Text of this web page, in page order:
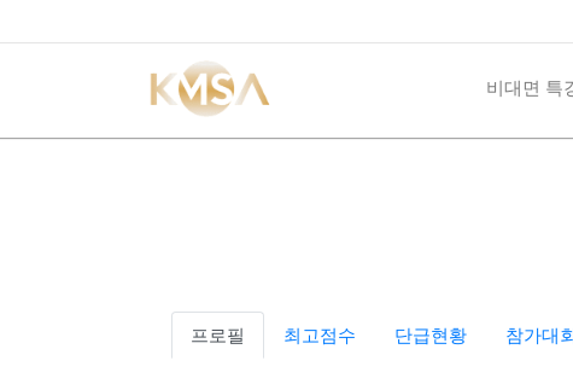
비대면 특
프로필 최고점수 단급현황 참가대